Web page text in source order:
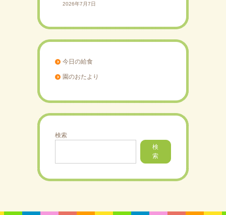
2026年7月7日
今日の給食
園のおたより
検索
検
索